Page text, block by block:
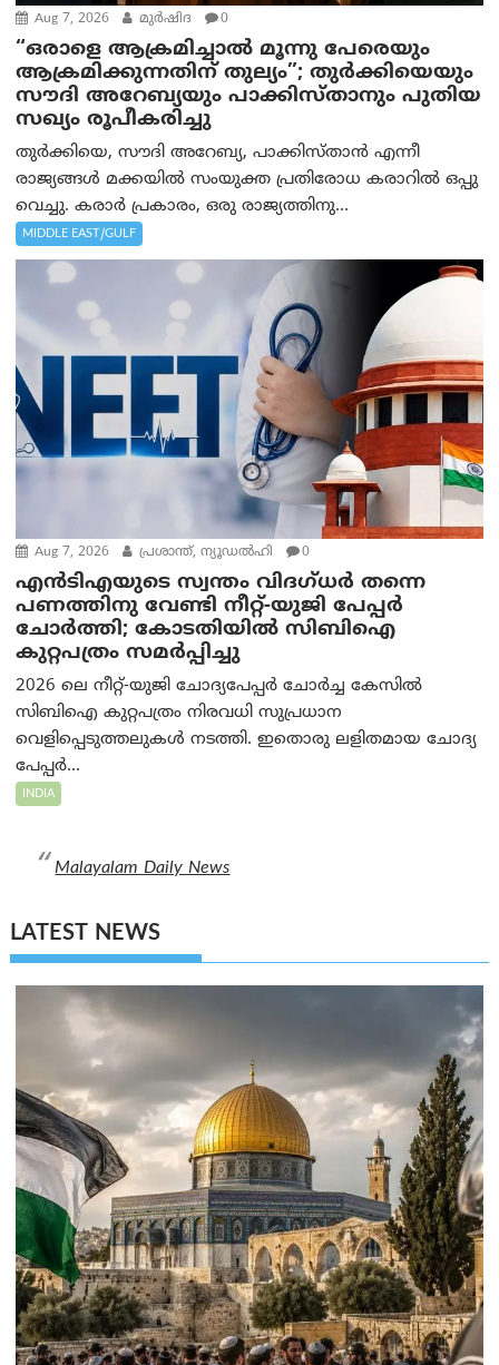
Aug 7, 2026 മുര്‍ഷിദ 0
“ഒരാളെ ആക്രമിച്ചാല്‍ മൂന്നു പേരെയും
ആക്രമിക്കുന്നതിന് തുല്യം”; തുർക്കിയെയും
സൗദി അറേബ്യയും പാക്കിസ്താനും പുതിയ
സഖ്യം രൂപീകരിച്ചു
തുർക്കിയെ, സൗദി അറേബ്യ, പാക്കിസ്താന്‍ എന്നീ
രാജ്യങ്ങൾ മക്കയിൽ സംയുക്ത പ്രതിരോധ കരാറിൽ ഒപ്പു
വെച്ചു. കരാർ പ്രകാരം, ഒരു രാജ്യത്തിനു...
MIDDLE EAST/GULF
Aug 7, 2026 പ്രശാന്ത്, ന്യൂഡല്‍ഹി 0
എൻ‌ടി‌എയുടെ സ്വന്തം വിദഗ്ധർ തന്നെ
പണത്തിനു വേണ്ടി നീറ്റ്-യു‌ജി പേപ്പർ
ചോർത്തി; കോടതിയില്‍ സിബിഐ
കുറ്റപത്രം സമര്‍പ്പിച്ചു
2026 ലെ നീറ്റ്-യുജി ചോദ്യപേപ്പർ ചോർച്ച കേസിൽ
സിബിഐ കുറ്റപത്രം നിരവധി സുപ്രധാന
വെളിപ്പെടുത്തലുകൾ നടത്തി. ഇതൊരു ലളിതമായ ചോദ്യ
പേപ്പർ...
INDIA
Malayalam Daily News
LATEST NEWS